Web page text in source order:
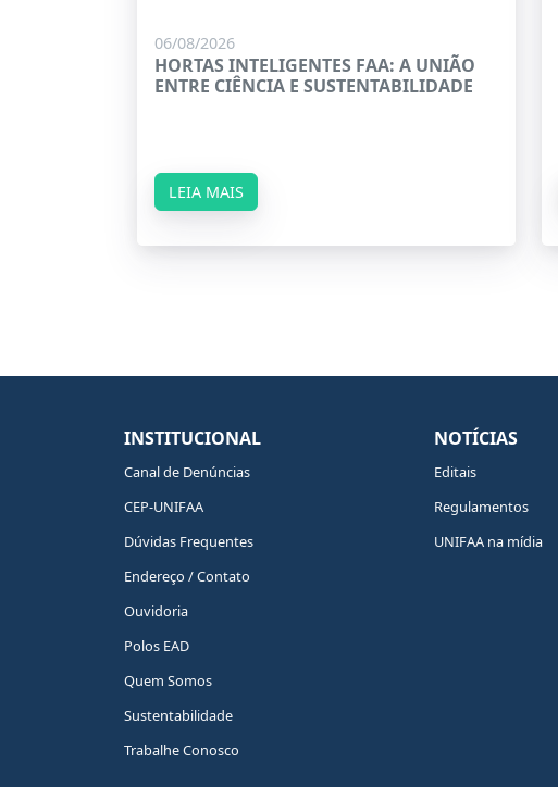
06/08/2026
HORTAS INTELIGENTES FAA: A UNIÃO
ENTRE CIÊNCIA E SUSTENTABILIDADE
LEIA MAIS
INSTITUCIONAL
Canal de Denúncias
CEP-UNIFAA
Dúvidas Frequentes
Endereço / Contato
Ouvidoria
Polos EAD
Quem Somos
Sustentabilidade
Trabalhe Conosco
NOTÍCIAS
Editais
Regulamentos
UNIFAA na mídia